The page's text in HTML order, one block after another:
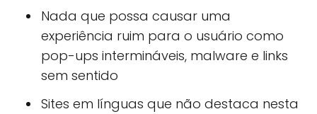
Nada que possa causar uma
experiência ruim para o usuário como
pop-ups intermináveis, malware e links
sem sentido
Sites em línguas que não destaca nesta